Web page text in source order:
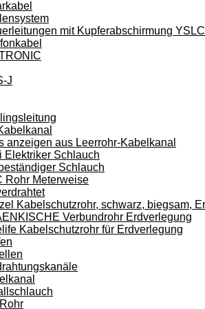
mit Kupferabschirmung
J
anzeigen aus Leerrohr-Kabelkanal
Elektriker Schlauch
Schlauch
Rohr Meterweise
Kabelschutzrohr, schwarz, biegsam,
Verbundrohr Erdverlegung
Kabelschutzrohr für Erdverlegung